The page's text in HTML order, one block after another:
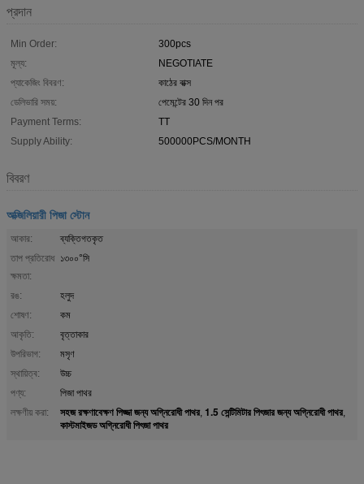
প্রদান
Min Order:
300pcs
মূল্য:
NEGOTIATE
প্যাকেজিং বিবরণ:
কাঠের বাক্স
ডেলিভারি সময়:
পেমেন্টের 30 দিন পর
Payment Terms:
TT
Supply Ability:
500000PCS/MONTH
বিবরণ
অক্জিলিয়ারী পিজা স্টোন
আকার:
ব্যক্তিগতকৃত
তাপ প্রতিরোধ
ক্ষমতা:
১৩০০°সি
রঙ:
হলুদ
শোষণ:
কম
আকৃতি:
বৃত্তাকার
উপরিভাগ:
মসৃণ
স্থায়িত্ব:
উচ্চ
পণ্য:
পিজা পাথর
লক্ষণীয় করা:
সহজ রক্ষণাবেক্ষণ পিজ্জা জন্য অগ্নিরোধী পাথর, 1.5 সেন্টিমিটার পিৎজার জন্য অগ্নিরোধী পাথর,
কাস্টমাইজড অগ্নিরোধী পিৎজা পাথর